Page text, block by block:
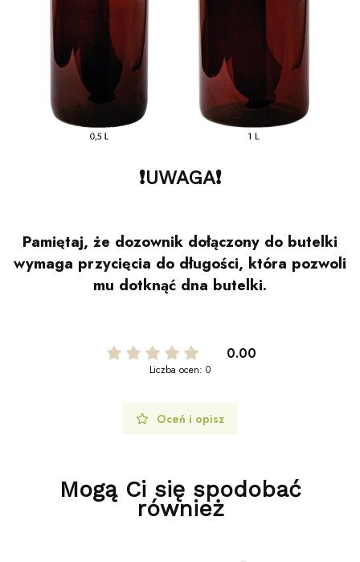
❗️UWAGA❗️
Pamiętaj, że dozownik dołączony do butelki
wymaga przycięcia do długości, która pozwoli
mu dotknąć dna butelki.
0.00
Liczba ocen: 0
Oceń i opisz
Mogą Ci się spodobać
również